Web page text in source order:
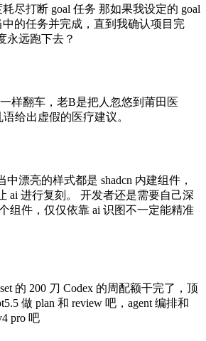
尽打断 goal 任务 那如果我设定的 goal
中的任务并完成，直到我确认项目完
永远跑下去？
样翻车，老B是把人忽悠到莆田医
给出虚假的医疗建议。
漂亮的样式都是 shadcn 内建组件，
ai 进行复刻。 开发者还是需要自己深
组件，仅仅依靠 ai 识图不一定能精准
的 200 刀 Codex 的周配额干完了，顶
做 plan 和 review 吧，agent 编排和
pro 吧